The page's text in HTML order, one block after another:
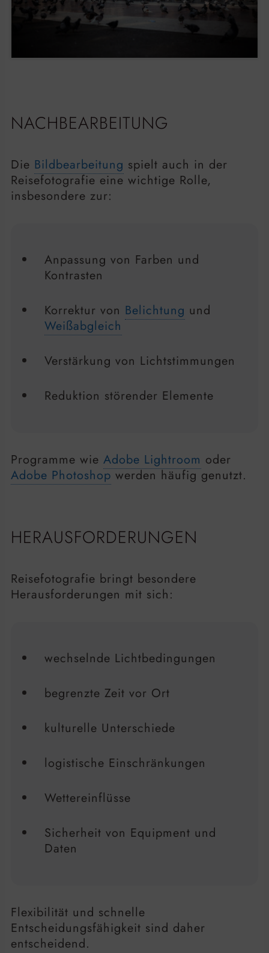
NACHBEARBEITUNG
Die Bildbearbeitung spielt auch in der
Reisefotografie eine wichtige Rolle,
insbesondere zur:
Anpassung von Farben und
Kontrasten
Korrektur von Belichtung und
Weißabgleich
Verstärkung von Lichtstimmungen
Reduktion störender Elemente
Programme wie Adobe Lightroom oder
Adobe Photoshop werden häufig genutzt.
HERAUSFORDERUNGEN
Reisefotografie bringt besondere
Herausforderungen mit sich:
wechselnde Lichtbedingungen
begrenzte Zeit vor Ort
kulturelle Unterschiede
logistische Einschränkungen
Wettereinflüsse
Sicherheit von Equipment und
Daten
Flexibilität und schnelle
Entscheidungsfähigkeit sind daher
entscheidend.